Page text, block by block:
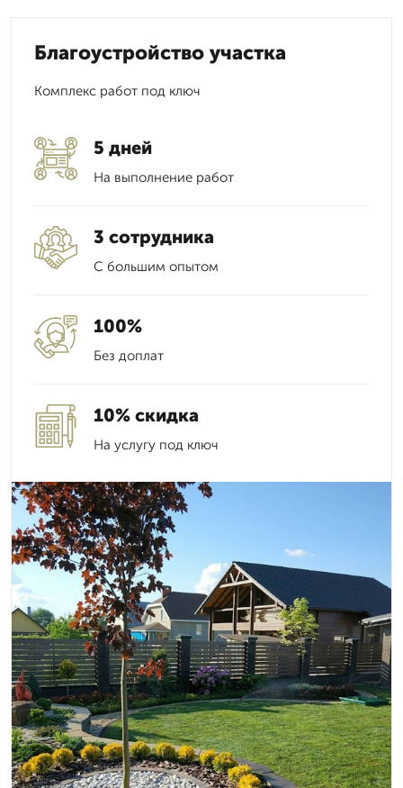
Благоустройство участка
Комплекс работ под ключ
5 дней
На выполнение работ
3 сотрудника
С большим опытом
100%
Без доплат
10% скидка
На услугу под ключ